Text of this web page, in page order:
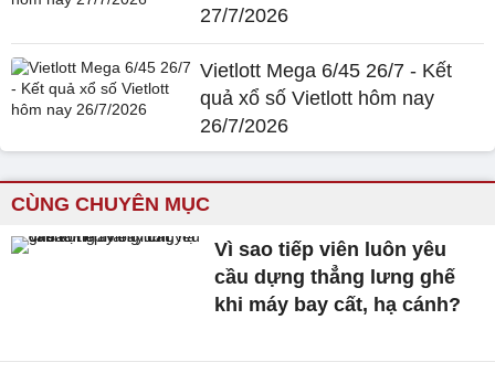
27/7/2026
Vietlott Mega 6/45 26/7 - Kết
quả xổ số Vietlott hôm nay
26/7/2026
CÙNG CHUYÊN MỤC
Vì sao tiếp viên luôn yêu
cầu dựng thẳng lưng ghế
khi máy bay cất, hạ cánh?